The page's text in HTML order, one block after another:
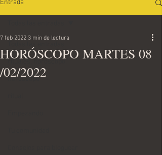
Entrada
horoscopo
HORÓSCOPO MARTES 08
/02/2022
7 feb 2022 3 min de lectura